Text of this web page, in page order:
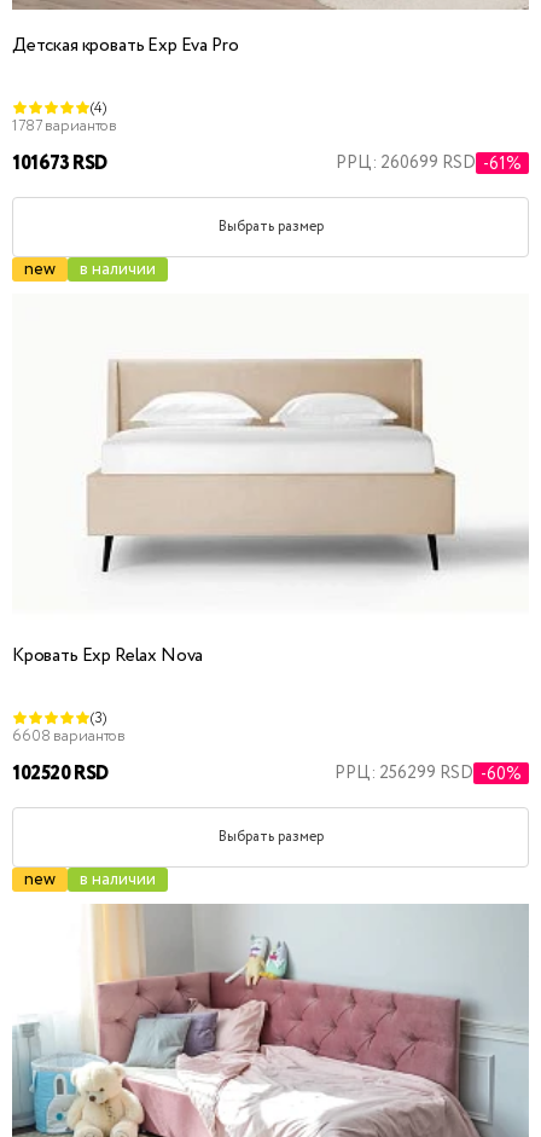
Детская кровать Exp Eva Pro
(4)
1787 вариантов
101673 RSD РРЦ: 260699 RSD -61%
Выбрать размер
new в наличии
Кровать Exp Relax Nova
(3)
6608 вариантов
102520 RSD РРЦ: 256299 RSD -60%
Выбрать размер
new в наличии